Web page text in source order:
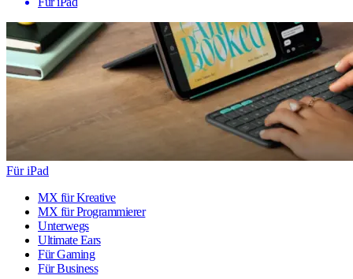
Für iPad
MX für Kreative
MX für Programmierer
Unterwegs
Ultimate Ears
Für Gaming
Für Business